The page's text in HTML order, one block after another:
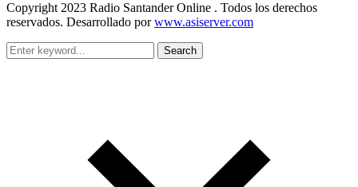
Copyright 2023 Radio Santander Online . Todos los derechos
reservados. Desarrollado porwww.asiserver.com
Search